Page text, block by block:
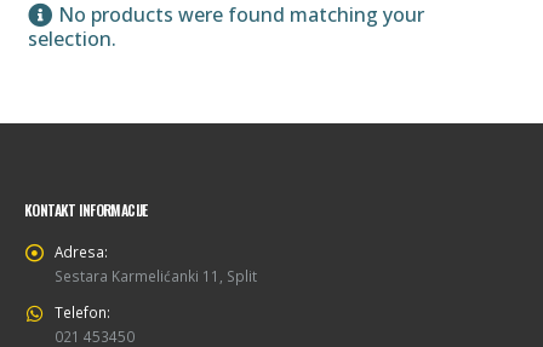
No products were found matching your
selection.
KONTAKT INFORMACIJE
Adresa:
Sestara Karmelićanki 11, Split
Telefon:
021 453450